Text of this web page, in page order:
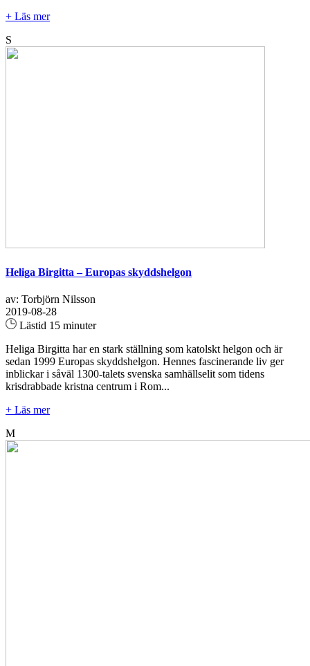
+ Läs mer
S
Heliga Birgitta – Europas skyddshelgon
av: Torbjörn Nilsson
2019-08-28
Lästid 15 minuter
Heliga Birgitta har en stark ställning som katolskt helgon och är
sedan 1999 Europas skyddshelgon. Hennes fascinerande liv ger
inblickar i såväl 1300-talets svenska samhällselit som tidens
krisdrabbade kristna centrum i Rom...
+ Läs mer
M